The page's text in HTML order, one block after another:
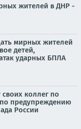
жителей в ДНР -
мирных жителей
детей,
ударных БПЛА
коллег по
предупреждению
России